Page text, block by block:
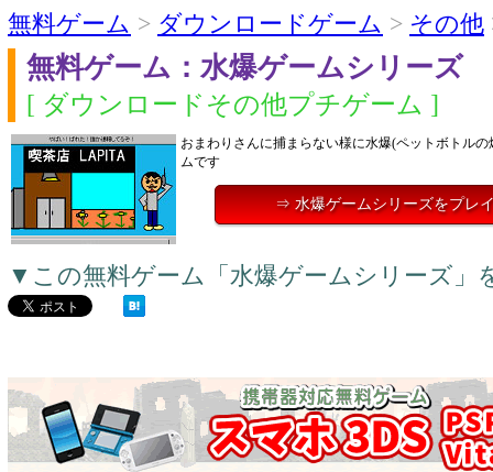
無料ゲーム > ダウンロードゲーム > その他
無料ゲーム：水爆ゲームシリーズ
[ ダウンロードその他プチゲーム ]
おまわりさんに捕まらない様に水爆(ペットボトル
ムです
⇒ 水爆ゲームシリーズをプレ
▼この無料ゲーム「水爆ゲームシリーズ」